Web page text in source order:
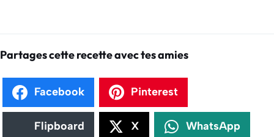
Partages cette recette avec tes amies
Facebook Pinterest
Flipboard X WhatsApp